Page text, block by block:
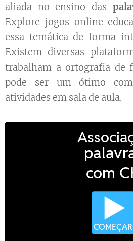
aliada no ensino das
Explore jogos online
essa temática de forma
Existem diversas
trabalham a ortografia de
pode ser um ótimo
atividades em sala de aula.